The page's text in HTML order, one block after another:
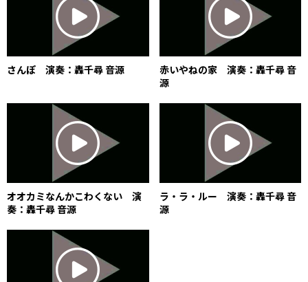
さんぽ 演奏：轟千尋 音源
赤いやねの家 演奏：轟千尋 音
源
オオカミなんかこわくない 演
奏：轟千尋 音源
ラ・ラ・ルー 演奏：轟千尋 音
源